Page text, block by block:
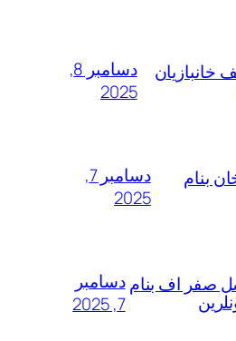
دسامبر
7, 2025